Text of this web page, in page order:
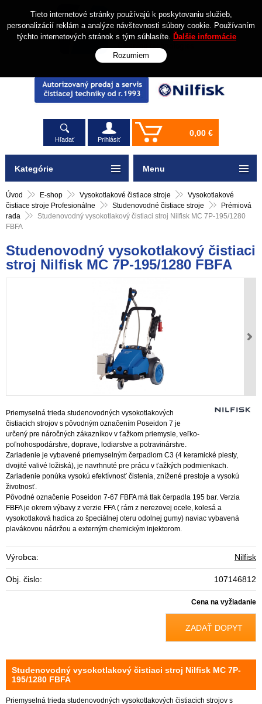
Hľadať Prihlásiť
0,00 €
Úvod E-shop Vysokotlakové čistiace stroje
Vysokotlakové
čistiace stroje Profesionálne
Studenovodné čistiace stroje
Prémiová
rada
Studenovodný vysokotlakový čistiaci stroj Nilfisk MC 7P-195/1280
FBFA
Studenovodný vysokotlakový čistiaci
stroj Nilfisk MC 7P-195/1280 FBFA
Priemyselná trieda studenovodných vysokotlakových
čistiacich strojov s pôvodným označením Poseidon 7 je
určený pre náročných zákazníkov v ťažkom priemysle, veľko-
poľnohospodárstve, doprave, lodiarstve a potravinárstve.
Zariadenie je vybavené priemyselným čerpadlom C3 (4 keramické piesty,
dvojité valivé ložiská), je navrhnuté pre prácu v ťažkých podmienkach.
Zariadenie ponúka vysokú efektívnosť čistenia, znížené prestoje a vysokú
životnosť.
Pôvodné označenie Poseidon 7-67 FBFA má tlak čerpadla 195 bar. Verzia
FBFA je okrem výbavy z verzie FFA ( rám z nerezovej ocele, kolesá a
vysokotlaková hadica zo špeciálnej oteru odolnej gumy) naviac vybavená
plavákovou nádržou a externým chemickým injektorom.
Výrobca: Nilfisk
Obj. čislo: 107146812
Cena na vyžiadanie
ZADAŤ DOPYT
Studenovodný vysokotlakový čistiaci stroj Nilfisk MC 7P-
195/1280 FBFA
Priemyselná trieda studenovodných vysokotlakových čistiacich strojov s
Kategórie Menu
Tieto internetové stránky používajú k poskytovaniu služieb,
personalizácií reklám a analýze návštevnosti súbory cookie. Používaním
týchto internetových stránok s tým súhlasíte. Ďalšie informácie
Rozumiem